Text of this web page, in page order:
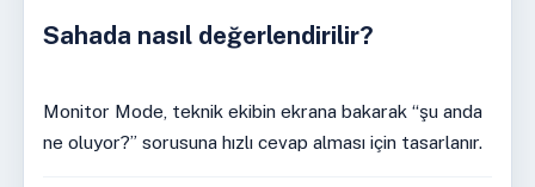
Sahada nasıl değerlendirilir?
Monitor Mode, teknik ekibin ekrana bakarak “şu anda
ne oluyor?” sorusuna hızlı cevap alması için tasarlanır.